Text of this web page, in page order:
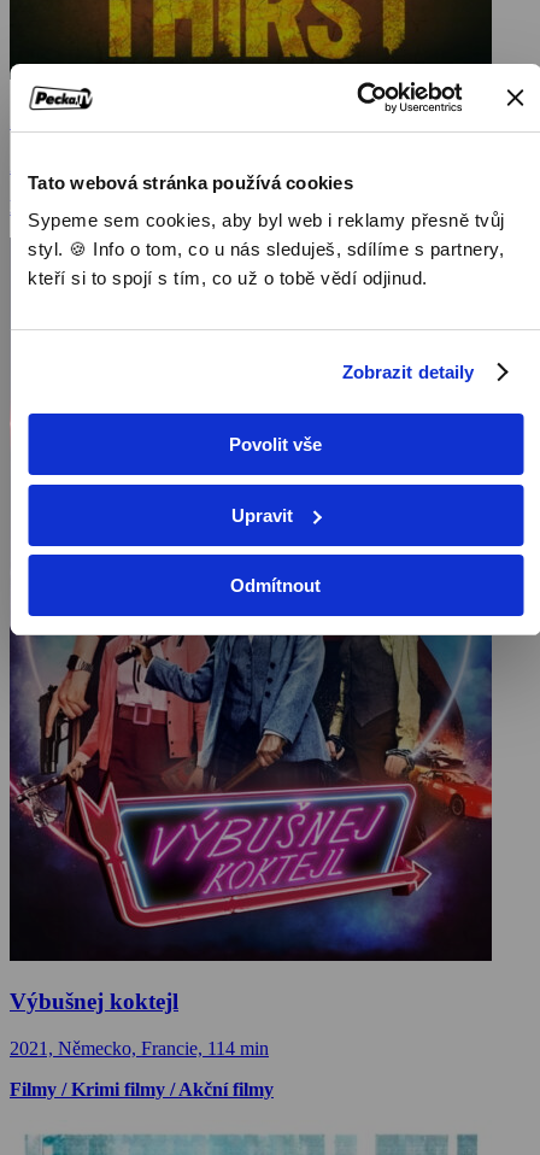
Tato webová stránka používá cookies
Sypeme sem cookies, aby byl web i reklamy přesně tvůj
styl. 🍪 Info o tom, co u nás sleduješ, sdílíme s partnery,
kteří si to spojí s tím, co už o tobě vědí odjinud.
Zobrazit detaily
Povolit vše
Upravit
Odmítnout
Žízeň
Filmy / Thrillery / Akční filmy
Výbušnej koktejl
2021, Německo, Francie, 114 min
Filmy / Krimi filmy / Akční filmy